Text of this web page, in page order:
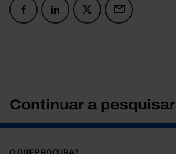
Continuar a pesquisar